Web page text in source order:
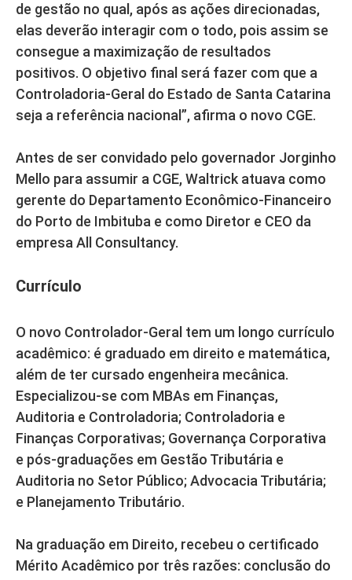
de gestão no qual, após as ações direcionadas,
elas deverão interagir com o todo, pois assim se
consegue a maximização de resultados
positivos. O objetivo final será fazer com que a
Controladoria-Geral do Estado de Santa Catarina
seja a referência nacional”, afirma o novo CGE.
Antes de ser convidado pelo governador Jorginho
Mello para assumir a CGE, Waltrick atuava como
gerente do Departamento Econômico-Financeiro
do Porto de Imbituba e como Diretor e CEO da
empresa All Consultancy.
Currículo
O novo Controlador-Geral tem um longo currículo
acadêmico: é graduado em direito e matemática,
além de ter cursado engenheira mecânica.
Especializou-se com MBAs em Finanças,
Auditoria e Controladoria; Controladoria e
Finanças Corporativas; Governança Corporativa
e pós-graduações em Gestão Tributária e
Auditoria no Setor Público; Advocacia Tributária;
e Planejamento Tributário.
Na graduação em Direito, recebeu o certificado
Mérito Acadêmico por três razões: conclusão do